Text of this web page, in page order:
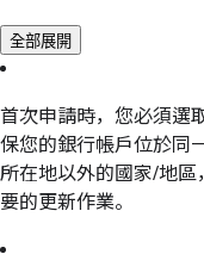
全部展開
首次申請時，您必須選
保您的銀行帳戶位於同
所在地以外的國家/地區
要的更新作業。